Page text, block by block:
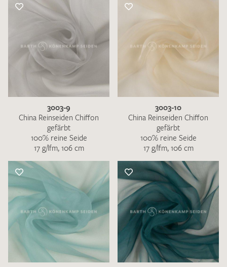
3003-9
China Reinseiden Chiffon
gefärbt
100% reine Seide
17 g/lfm, 106 cm
3003-10
China Reinseiden Chiffon
gefärbt
100% reine Seide
17 g/lfm, 106 cm